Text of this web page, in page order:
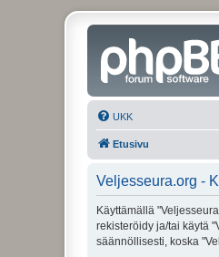
UKK
Etusivu
Veljesseura.org -
Käyttämällä
rekisteröidy ja/tai käytä
säännöllisesti, koska